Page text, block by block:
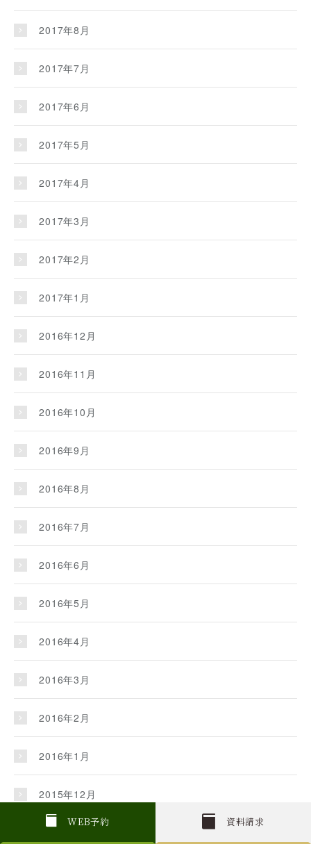
W EB予約 資料請求
2017年8月
2017年7月
2017年6月
2017年5月
2017年4月
2017年3月
2017年2月
2017年1月
2016年12月
2016年11月
2016年10月
2016年9月
2016年8月
2016年7月
2016年6月
2016年5月
2016年4月
2016年3月
2016年2月
2016年1月
2015年12月